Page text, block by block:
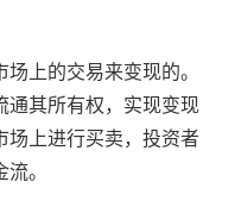
上的交易来变现的。
通其所有权，实现变现
场上进行买卖，投资者
。